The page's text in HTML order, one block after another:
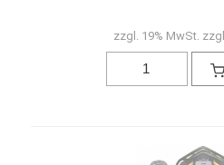
zzgl. 19% MwSt.